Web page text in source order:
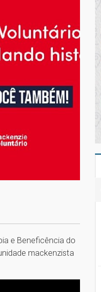
e Beneficência do
mackenzista